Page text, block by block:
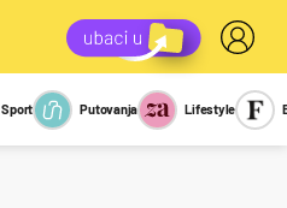
Kviz
Report
Sport Putovanja Lifestyle